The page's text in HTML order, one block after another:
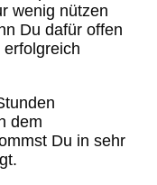
wenig nützen
Du dafür offen
dem
Du in sehr